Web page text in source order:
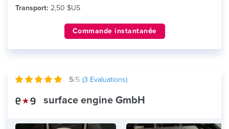
Transport: 2,50 $US
Commande instantanée
5/5 (3 Evaluations)
surface engine GmbH